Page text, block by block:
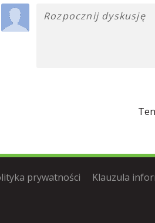
prywatności Klauzula